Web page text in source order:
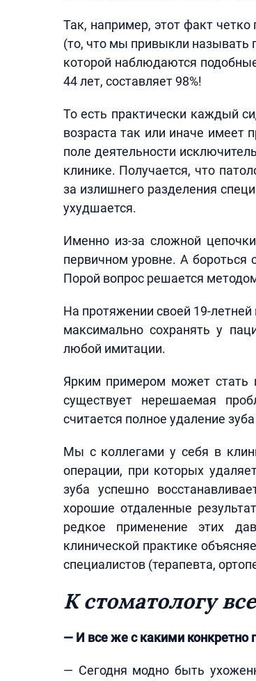
Так, например, этот факт
(то, что мы привыкли называть
которой наблюдаются
44 лет, составляет 98%!
То есть практически каждый
возраста так или иначе имеет
поле деятельности
клинике. Получается, что
за излишнего разделения
ухудшается.
Именно из-за сложной
первичном уровне. А
Порой вопрос решается
На протяжении своей 19-летней
максимально сохранять у
любой имитации.
Ярким примером может стать
существует нерешаемая
считается полное удаление
Мы с коллегами у себя в
операции, при которых
зуба успешно
хорошие отдаленные
редкое применение этих
клинической практике
специалистов (терапевта,
К стоматологу
— И все же с какими конкретно
— Сегодня модно быть